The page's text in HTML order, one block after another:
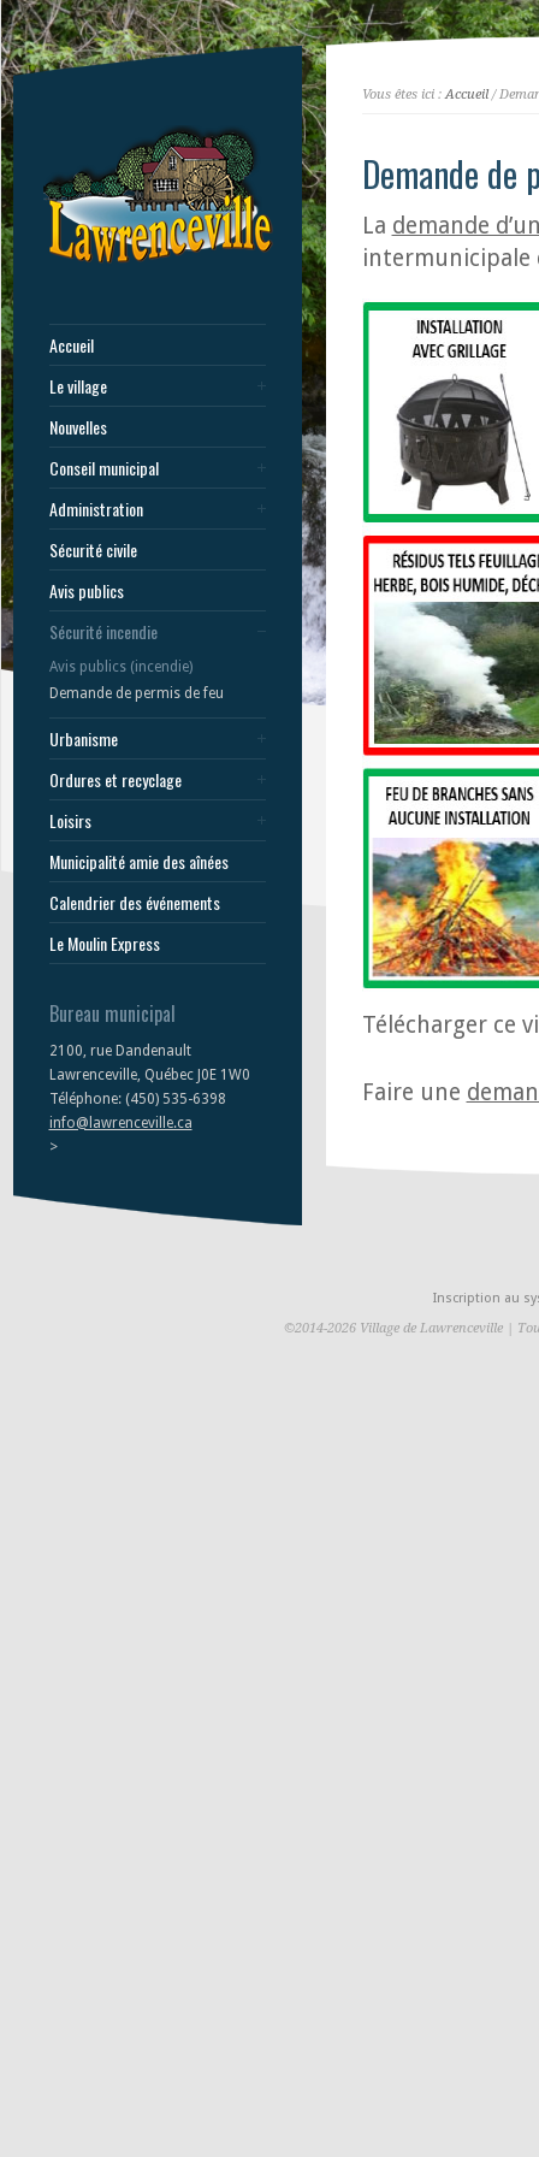
Accueil
Le village
Nouvelles
Conseil municipal
Administration
Sécurité civile
Avis publics
Sécurité incendie
Avis publics (incendie)
Demande de permis de feu
Urbanisme
Ordures et recyclage
Loisirs
Municipalité amie des aînées
Calendrier des événements
Le Moulin Express
Bureau municipal
2100, rue Dandenault
Lawrenceville, Québec J0E 1W0
Téléphone: (450) 535-6398
info@lawrenceville.ca
>
Vous êtes ici :Accueil/
Demande de
La demande
intermunicipale
Télécharger ce
Faire une
Inscription au
©2014-2026 Village de Lawrenceville |